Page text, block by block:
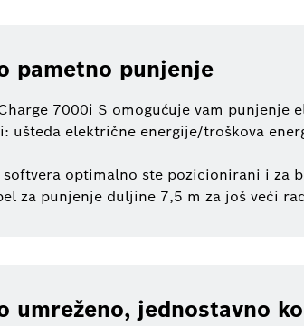
pametno punjenje
7000i S omogućuje vam
ušteda električne energije/troškova
optimalno ste pozicionirani i za
za punjenje duljine 7,5 m za još veći
umreženo, jednostavno